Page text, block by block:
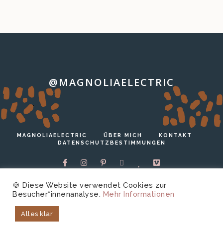
@MAGNOLIAELECTRIC
…
MAGNOLIAELECTRIC ÜBER MICH
KONTAKT
DATENSCHUTZBESTIMMUNGEN
Copyright © 2026 magnoliaelectric.
🍪 Diese Website verwendet Cookies zur
Besucher*innenanalyse. Mehr Informationen
Alles klar